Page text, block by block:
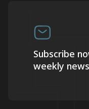
Subscribe
weekly